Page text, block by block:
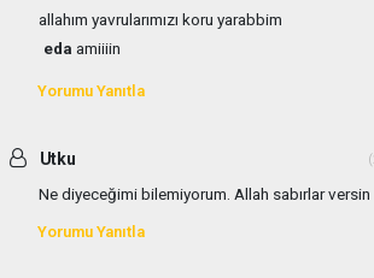
allahım yavrularımızı koru yarabbim
eda amiiiin
Yorumu Yanıtla
Utku
Ne diyeceğimi bilemiyorum. Allah sabırlar versin
Yorumu Yanıtla